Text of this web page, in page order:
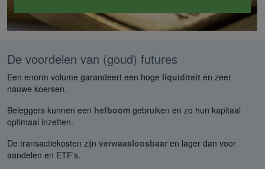
De voordelen van (goud) futures
Een enorm volume garandeert een hoge liquiditeit en zeer
nauwe koersen.
Beleggers kunnen een hefboom gebruiken en zo hun kapitaal
optimaal inzetten.
De transactiekosten zijn verwaasloosbaar en lager dan voor
aandelen en ETF's.